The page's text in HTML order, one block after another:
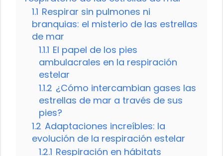
1.1 Respirar sin pulmones ni
branquias: el misterio de las estrellas
de mar
1.1.1 El papel de los pies
ambulacrales en la respiración
estelar
1.1.2 ¿Cómo intercambian gases las
estrellas de mar a través de sus
pies?
1.2 Adaptaciones increíbles: la
evolución de la respiración estelar
1.2.1 Respiración en hábitats